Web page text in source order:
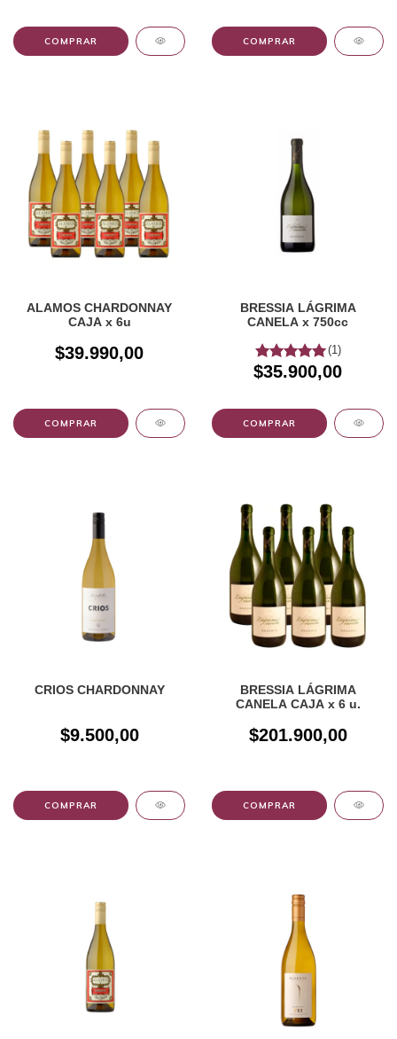
ALAMOS CHARDONNAY
CAJA x 6u
$39.990,00
BRESSIA LÁGRIMA
CANELA x 750cc
(1)
$35.900,00
CRIOS CHARDONNAY
$9.500,00
BRESSIA LÁGRIMA
CANELA CAJA x 6 u.
$201.900,00